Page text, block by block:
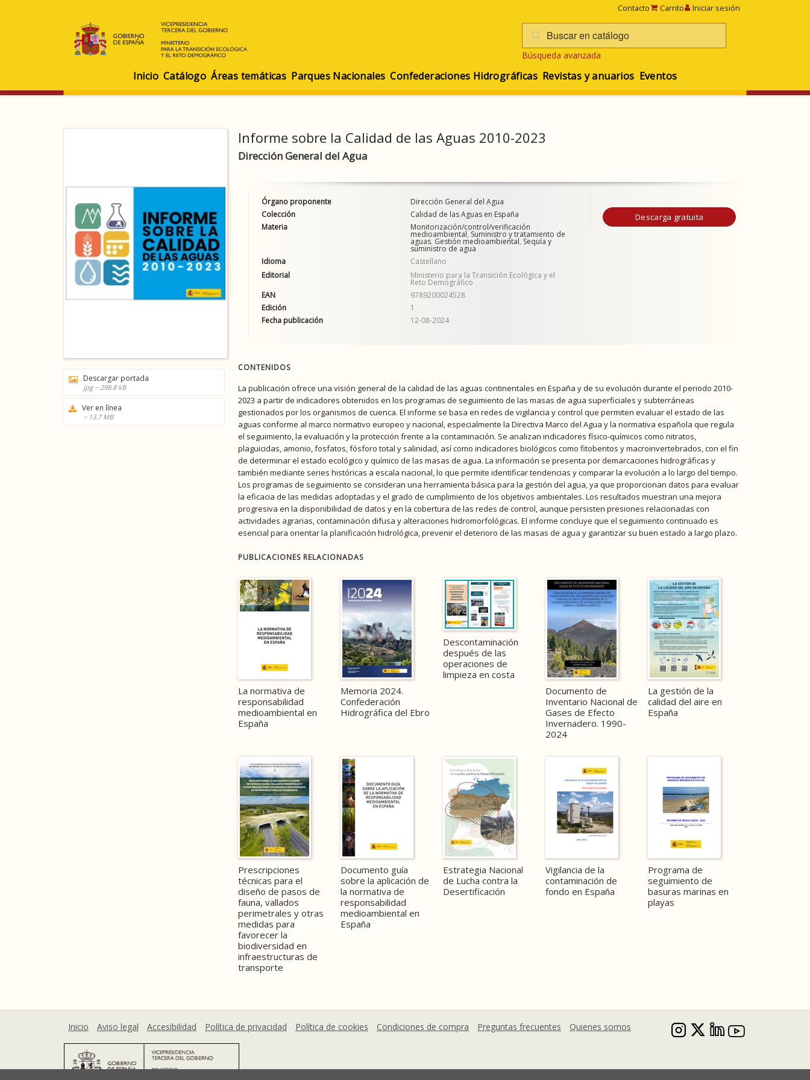
Contacto Carrito Iniciar sesión
Búsqueda avanzada
Inicio Catálogo Áreas temáticas Parques Nacionales Confederaciones Hidrográficas Revistas y anuarios Eventos
Descargar portada
jpg ~ 298.8 kB
Ver en línea
~ 13.7 MB
Informe sobre la Calidad de las Aguas 2010-2023
Dirección General del Agua
Órgano proponente
Dirección General del Agua
Colección
Calidad de las Aguas en España
Materia
Monitorización/control/verificación
medioambiental, Suministro y tratamiento de
aguas, Gestión medioambiental, Sequía y
suministro de agua
Idioma
Castellano
Editorial
Ministerio para la Transición Ecológica y el
Reto Demográfico
EAN
9789200024528
Edición
1
Fecha publicación
12-08-2024
Descarga gratuita
CONTENIDOS
La publicación ofrece una visión general de la calidad de las aguas continentales en España y de su evolución durante el periodo 2010-
2023 a partir de indicadores obtenidos en los programas de seguimiento de las masas de agua superficiales y subterráneas
gestionados por los organismos de cuenca. El informe se basa en redes de vigilancia y control que permiten evaluar el estado de las
aguas conforme al marco normativo europeo y nacional, especialmente la Directiva Marco del Agua y la normativa española que regula
el seguimiento, la evaluación y la protección frente a la contaminación. Se analizan indicadores físico-químicos como nitratos,
plaguicidas, amonio, fosfatos, fósforo total y salinidad, así como indicadores biológicos como fitobentos y macroinvertebrados, con el fin
de determinar el estado ecológico y químico de las masas de agua. La información se presenta por demarcaciones hidrográficas y
también mediante series históricas a escala nacional, lo que permite identificar tendencias y comparar la evolución a lo largo del tiempo.
Los programas de seguimiento se consideran una herramienta básica para la gestión del agua, ya que proporcionan datos para evaluar
la eficacia de las medidas adoptadas y el grado de cumplimiento de los objetivos ambientales. Los resultados muestran una mejora
progresiva en la disponibilidad de datos y en la cobertura de las redes de control, aunque persisten presiones relacionadas con
actividades agrarias, contaminación difusa y alteraciones hidromorfológicas. El informe concluye que el seguimiento continuado es
esencial para orientar la planificación hidrológica, prevenir el deterioro de las masas de agua y garantizar su buen estado a largo plazo.
PUBLICACIONES RELACIONADAS
La normativa de
responsabilidad
medioambiental en
España
Memoria 2024.
Confederación
Hidrográfica del Ebro
Descontaminación
después de las
operaciones de
limpieza en costa
Documento de
Inventario Nacional de
Gases de Efecto
Invernadero. 1990-
2024
La gestión de la
calidad del aire en
España
Prescripciones
técnicas para el
diseño de pasos de
fauna, vallados
perimetrales y otras
medidas para
favorecer la
biodiversidad en
infraestructuras de
transporte
Documento guía
sobre la aplicación de
la normativa de
responsabilidad
medioambiental en
España
Estrategia Nacional
de Lucha contra la
Desertificación
Vigilancia de la
contaminación de
fondo en España
Programa de
seguimiento de
basuras marinas en
playas
Inicio Aviso legal Accesibilidad Política de privacidad Política de cookies Condiciones de compra Preguntas frecuentes Quienes somos